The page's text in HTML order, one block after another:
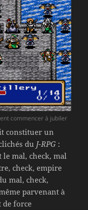
commencer à jubiler
constituer un
du J-RPG :
mal, check, mal
check, empire
mal, check,
parvenant à
de force